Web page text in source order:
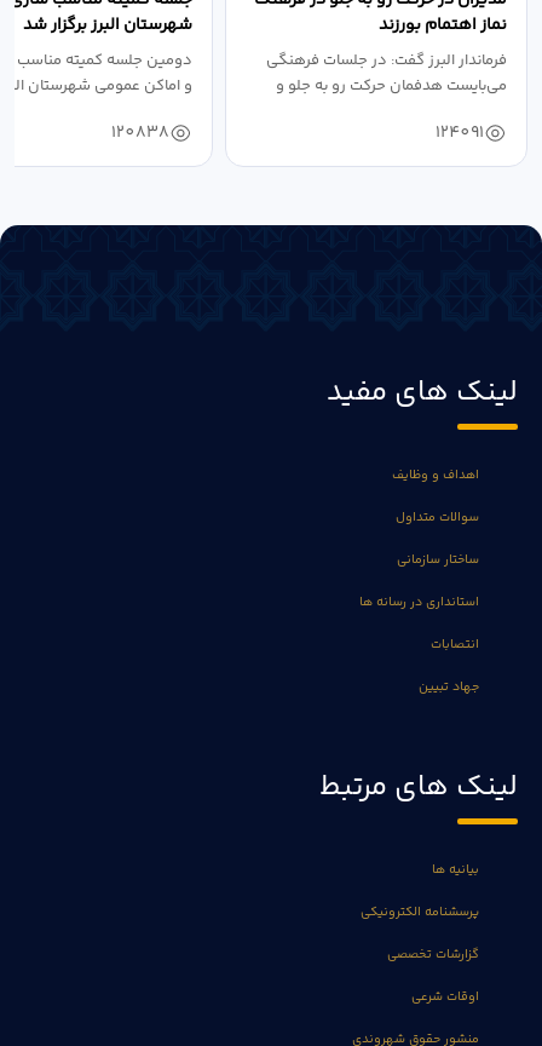
نماز اهتمام بورزند
فرماندار البرز گفت: در جلسات فرهنگی
می‌بایست هدفمان حرکت رو به جلو و
124091
شهرستان البرز برگزار شد
دومین جلسه کمیته مناسب
و اماکن عمومی شهرستان
120838
لینک های مفید
اهداف و وظایف
سوالات متداول
ساختار سازمانی
استانداری در رسانه ها
انتصابات
جهاد تبیین
لینک های مرتبط
بیانیه ها
پرسشنامه الکترونیکی
گزارشات تخصصی
اوقات شرعی
منشور حقوق شهروندی